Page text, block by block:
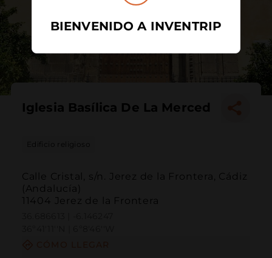
Iglesia Basílica De La Merced
Edificio religioso
Calle Cristal, s/n. Jerez de la Frontera, Cádiz
(Andalucía)
11404 Jerez de la Frontera
BIENVENIDO A INVENTRIP